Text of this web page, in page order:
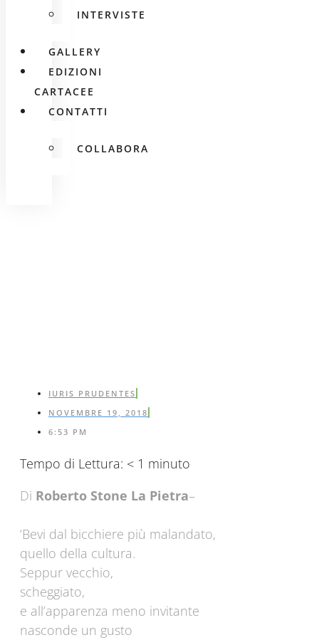
INTERVISTE
GALLERY
EDIZIONI
CARTACEE
CONTATTI
COLLABORA
IURIS PRUDENTES
NOVEMBRE 19, 2018
6:53 PM
Tempo di Lettura: < 1 minuto
Di Roberto Stone La Pietra–
‘Bevi dal bicchiere più malandato,
quello della cultura.
Seppur vecchio,
scheggiato,
e all’apparenza meno invitante
nasconde un gusto